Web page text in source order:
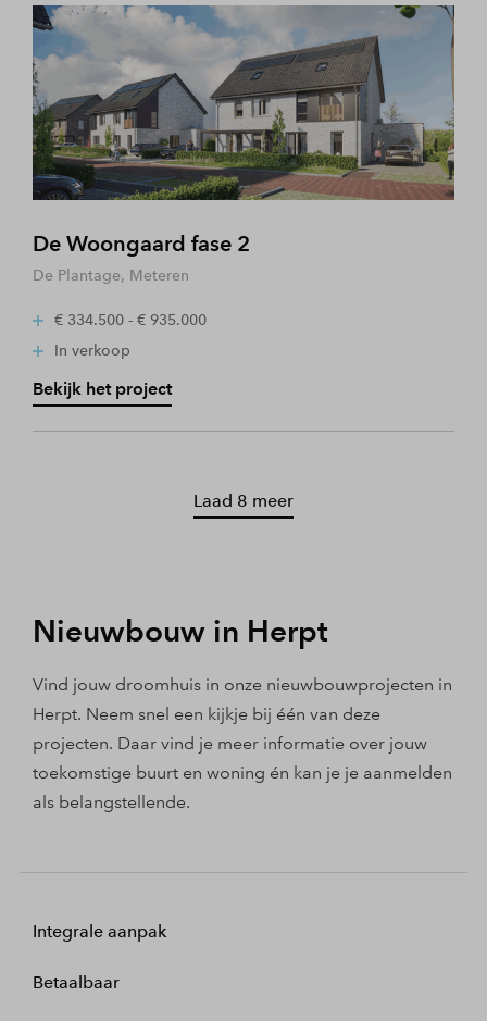
De Woongaard fase 2
De Plantage, Meteren
€ 334.500 - € 935.000
In verkoop
Bekijk het project
Laad 8 meer
Nieuwbouw in Herpt
Vind jouw droomhuis in onze nieuwbouwprojecten in
Herpt. Neem snel een kijkje bij één van deze
projecten. Daar vind je meer informatie over jouw
toekomstige buurt en woning én kan je je aanmelden
als belangstellende.
Integrale aanpak
Betaalbaar